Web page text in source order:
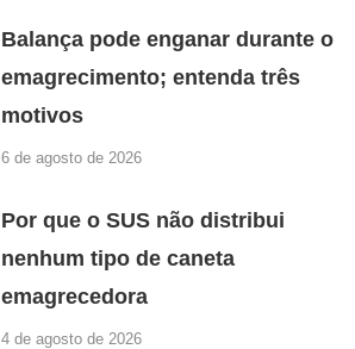
Balança pode enganar durante o
emagrecimento; entenda três
motivos
6 de agosto de 2026
Por que o SUS não distribui
nenhum tipo de caneta
emagrecedora
4 de agosto de 2026